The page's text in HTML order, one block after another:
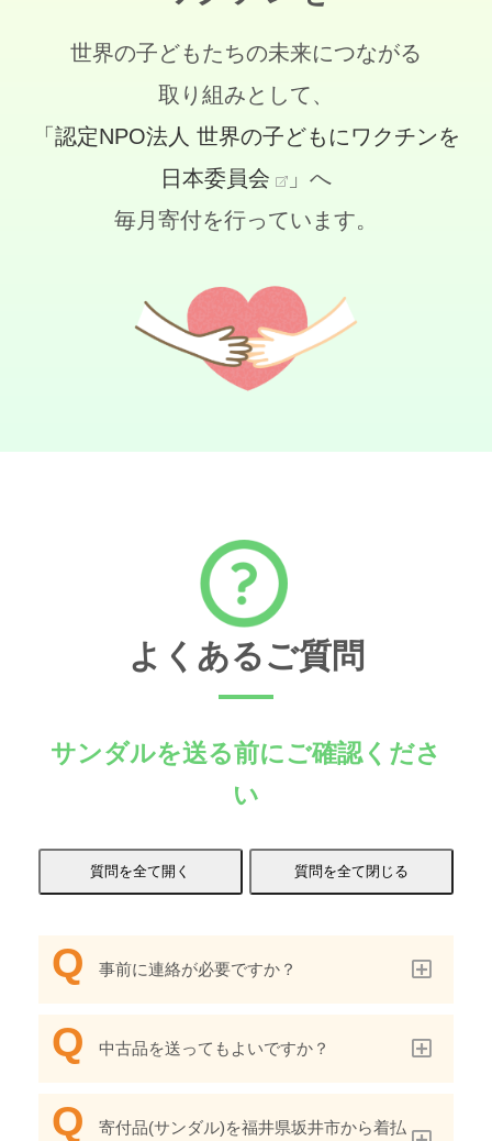
世界の子どもたちの未来につながる
取り組みとして、
「認定NPO法人 世界の子どもにワクチンを
日本委員会
」へ
毎月寄付を行っています。
よくあるご質問
サンダルを送る前にご確認くださ
い
事前に連絡が必要ですか？
中古品を送ってもよいですか？
寄付品(サンダル)を福井県坂井市から着払